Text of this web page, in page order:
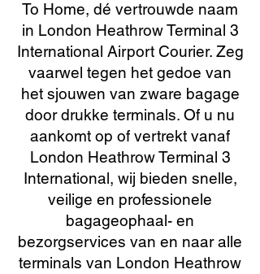
To Home, dé vertrouwde naam
in London Heathrow Terminal 3
International Airport Courier. Zeg
vaarwel tegen het gedoe van
het sjouwen van zware bagage
door drukke terminals. Of u nu
aankomt op of vertrekt vanaf
London Heathrow Terminal 3
International, wij bieden snelle,
veilige en professionele
bagageophaal- en
bezorgservices van en naar alle
terminals van London Heathrow